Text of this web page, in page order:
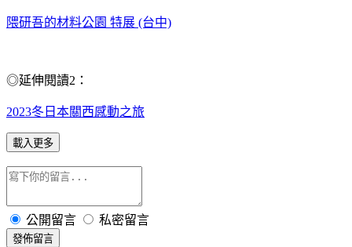
隈研吾的材料公園 特展 (台中)
◎延伸閱讀2：
2023冬日本關西感動之旅
載入更多
公開留言 私密留言
發佈留言